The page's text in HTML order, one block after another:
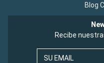
Blog
Recibe
SU EMAIL